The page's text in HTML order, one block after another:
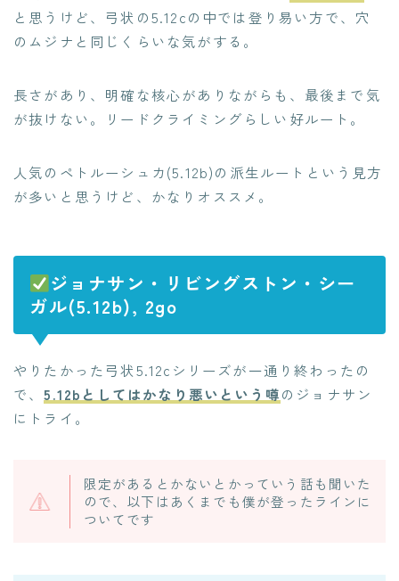
と思うけど、弓状の5.12cの中では登り易い方で、穴
のムジナと同じくらいな気がする。
長さがあり、明確な核心がありながらも、最後まで気
が抜けない。リードクライミングらしい好ルート。
人気のペトルーシュカ(5.12b)の派生ルートという見方
が多いと思うけど、かなりオススメ。
ジョナサン・リビングストン・シー
ガル(5.12b), 2go
やりたかった弓状5.12cシリーズが一通り終わったの
で、5.12bとしてはかなり悪いという噂のジョナサン
にトライ。
限定があるとかないとかっていう話も聞いた
ので、以下はあくまでも僕が登ったラインに
ついてです